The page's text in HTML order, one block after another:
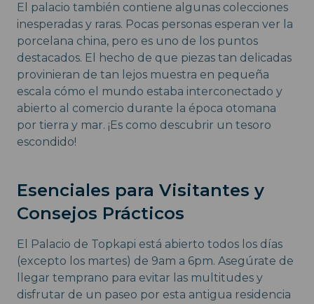
El palacio también contiene algunas colecciones
inesperadas y raras. Pocas personas esperan ver la
porcelana china, pero es uno de los puntos
destacados. El hecho de que piezas tan delicadas
provinieran de tan lejos muestra en pequeña
escala cómo el mundo estaba interconectado y
abierto al comercio durante la época otomana
por tierra y mar. ¡Es como descubrir un tesoro
escondido!
Esenciales para Visitantes y
Consejos Prácticos
El Palacio de Topkapi está abierto todos los días
(excepto los martes) de 9am a 6pm. Asegúrate de
llegar temprano para evitar las multitudes y
disfrutar de un paseo por esta antigua residencia